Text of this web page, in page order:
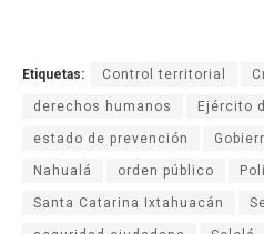
Etiquetas: Control territorial
derechos humanos Ejército
estado de prevención
Nahualá orden público
Santa Catarina Ixtahuacán